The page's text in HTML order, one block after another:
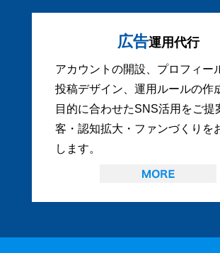
広告運用代行
アカウントの開設、プロフィー
投稿デザイン、運用ルールの作
目的に合わせたSNS活用をご提
客・認知拡大・ファンづくりを
します。